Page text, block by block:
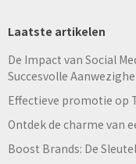
Laatste artikelen
De Impact van Social
Succesvolle
Effectieve promotie op
Ontdek de charme van
Boost Brands: De